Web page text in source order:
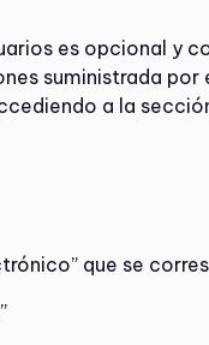
es opcional y
suministrada por
a la
que se